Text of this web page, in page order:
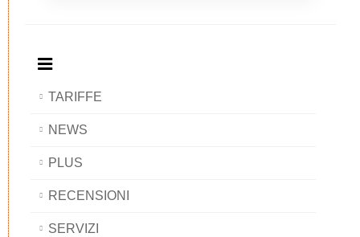
TARIFFE
NEWS
PLUS
RECENSIONI
SERVIZI